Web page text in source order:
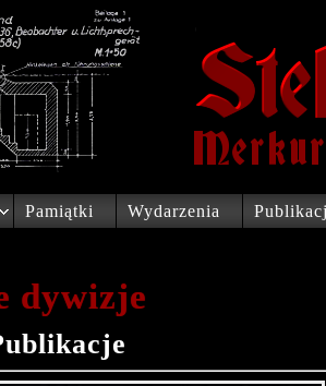
Pamiątki Wydarzenia
dywizje